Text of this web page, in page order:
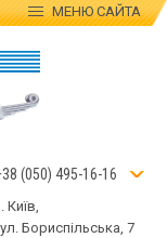
МЕНЮСАЙТА
38 (050) 495-16-16
Київ,
Бориспільська, 7